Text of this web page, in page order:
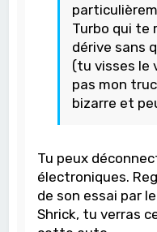
Turbo qui te
dérive sans
(tu visses le
pas mon
bizarre et
Tu peux
électroniques.
de son essai par
Shrick, tu verras